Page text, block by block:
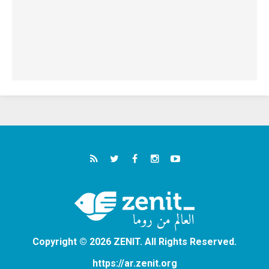
Copyright © 2026 ZENIT. All Rights Reserved.
https://ar.zenit.org